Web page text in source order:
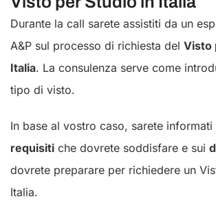
Durante la call sarete assistiti da un
A&P sul processo di richiesta del Visto
Italia. La consulenza serve come
tipo di visto.
In base al vostro caso, sarete informati
requisiti che dovrete soddisfare e sui
dovrete preparare per richiedere un
Italia.